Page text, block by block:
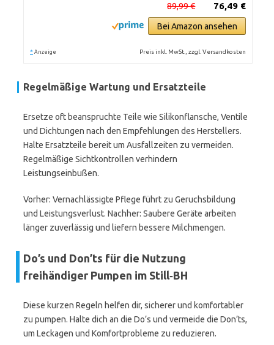
76,49 €
89,99 €
Bei Amazon ansehen
* Anzeige Preis inkl. MwSt., zzgl. Versandkosten
Regelmäßige Wartung und Ersatzteile
Ersetze oft beanspruchte Teile wie Silikonflansche, Ventile
und Dichtungen nach den Empfehlungen des Herstellers.
Halte Ersatzteile bereit um Ausfallzeiten zu vermeiden.
Regelmäßige Sichtkontrollen verhindern
Leistungseinbußen.
Vorher: Vernachlässigte Pflege führt zu Geruchsbildung
und Leistungsverlust. Nachher: Saubere Geräte arbeiten
länger zuverlässig und liefern bessere Milchmengen.
Do’s und Don’ts für die Nutzung
freihändiger Pumpen im Still‑BH
Diese kurzen Regeln helfen dir, sicherer und komfortabler
zu pumpen. Halte dich an die Do’s und vermeide die Don’ts,
um Leckagen und Komfortprobleme zu reduzieren.